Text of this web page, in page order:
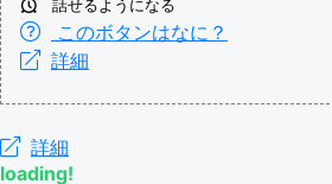
話せるようになる
このボタンはなに？
詳細
詳細
loading!